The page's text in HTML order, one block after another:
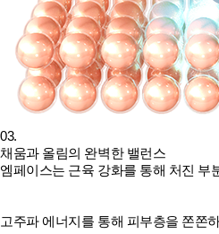
03.
채움과 올림의 완벽한 밸런스
엠페이스는 근육 강화를 통해 처진 부
고주파 에너지를 통해 피부층을 쫀쫀